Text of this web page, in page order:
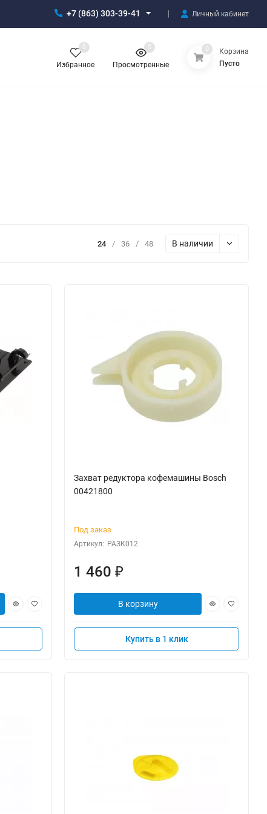
+7 (863) 303-39-41 Личный кабинет
Избранное
0
Просмотренные
0 0
Корзина
Пусто
24 / 36 / 48 В наличии
Захват редуктора кофемашины Bosch
00421800
Под заказ
Артикул: РАЗК012
1 460₽
В корзину
Купить в 1 клик